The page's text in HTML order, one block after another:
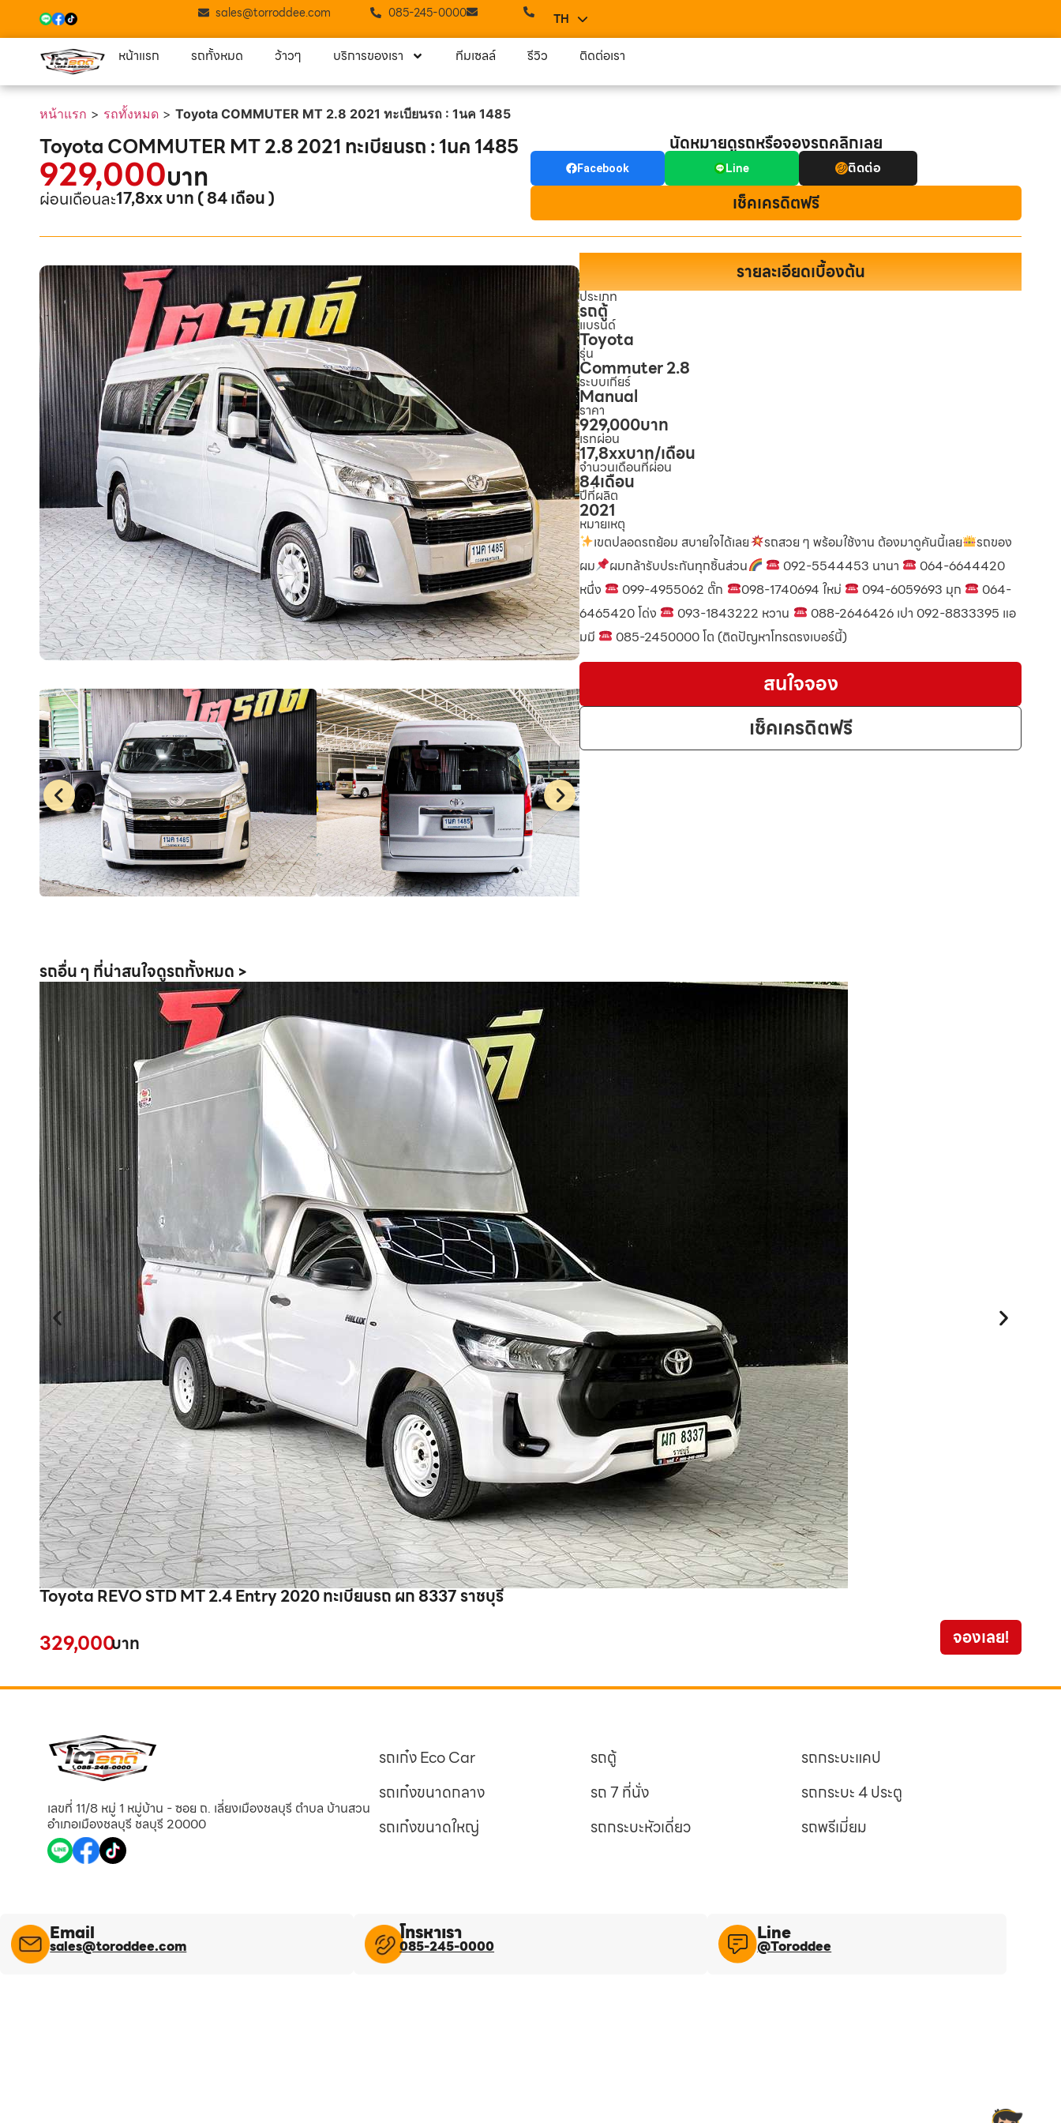
sales@torroddee.com 085-245-0000 TH
EN
หน้าแรก รถทั้งหมด ว้าวๆ บริการของเรา ทีมเซลล์ รีวิว ติดต่อเรา
หน้าแรก > รถทั้งหมด > Toyota COMMUTER MT 2.8 2021 ทะเบียนรถ : 1นค 1485
Toyota COMMUTER MT 2.8 2021 ทะเบียนรถ : 1นค 1485
929,000บาท
ผ่อนเดือนละ17,8xx บาท ( 84 เดือน )
นัดหมายดูรถหรือจองรถคลิกเลย
Facebook Line ติดต่อ
เช็คเครดิตฟรี
รายละเอียดเบื้องต้น
ประเภท
รถตู้
แบรนด์
Toyota
รุ่น
Commuter 2.8
ระบบเกียร์
Manual
ราคา
929,000บาท
เรทผ่อน
17,8xxบาท/เดือน
จำนวนเดือนที่ผ่อน
84เดือน
ปีที่ผลิต
2021
หมายเหตุ
เขตปลอดรถย้อม สบายใจได้เลย
รถสวย ๆ พร้อมใช้งาน ต้องมาดูคันนี้เลย
รถของ
ผม
ผมกล้ารับประกันทุกชิ้นส่วน 092-5544453 นานา
064-6644420
หนึ่ง
099-4955062 ตั๊ก 098-1740694 ใหม่ 094-6059693 มุก
064-
6465420 โด่ง
093-1843222 หวาน
088-2646426 เปา 092-8833395 แอ
มมี
085-2450000 โต (ติดปัญหาโทรตรงเบอร์นี้)
สนใจจอง
เช็คเครดิตฟรี
รถอื่น ๆ ที่น่าสนใจดูรถทั้งหมด >
Toyota REVO STD MT 2.4 Entry 2020 ทะเบียนรถ ผก 8337 ราชบุรี
329,000บาท จองเลย!
เลขที่ 11/8 หมู่ 1 หมู่บ้าน - ซอย ถ. เลี่ยงเมืองชลบุรี ตำบล บ้านสวน
อำเภอเมืองชลบุรี ชลบุรี 20000
รถเก๋ง Eco Car
รถเก๋งขนาดกลาง
รถเก๋งขนาดใหญ่
รถตู้
รถ 7 ที่นั่ง
รถกระบะหัวเดี่ยว
รถกระบะแคป
รถกระบะ 4 ประตู
รถพรีเมี่ยม
Email
sales@toroddee.com
โทรหาเรา
085-245-0000
Line​
@Toroddee​